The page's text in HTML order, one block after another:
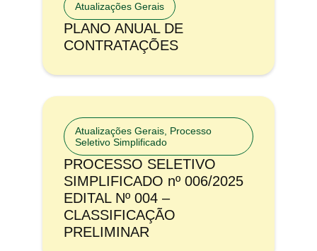
Atualizações Gerais
PLANO ANUAL DE
CONTRATAÇÕES
Atualizações Gerais Processo
Seletivo Simplificado
PROCESSO SELETIVO
SIMPLIFICADO nº 006/2025
EDITAL Nº 004 –
CLASSIFICAÇÃO
PRELIMINAR